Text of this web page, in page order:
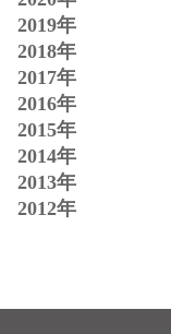
2019年
2018年
2017年
2016年
2015年
2014年
2013年
2012年